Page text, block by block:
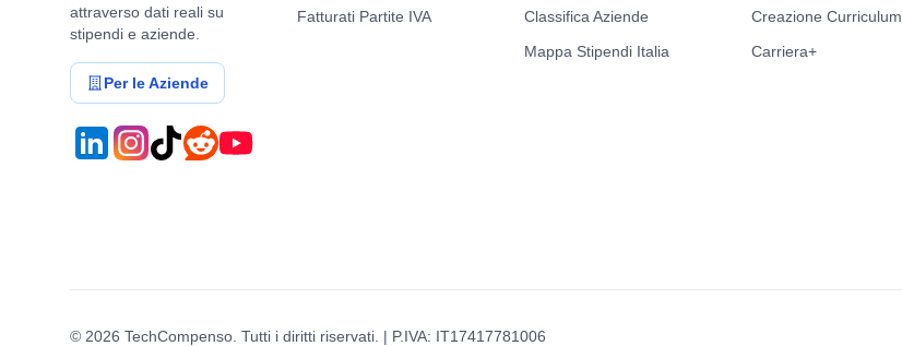
attraverso dati reali su
stipendi e aziende.
Per le Aziende
Fatturati Partite IVA
Classifica Aziende
Mappa Stipendi Italia
Creazione Curriculum
Carriera+
© 2026 TechCompenso. Tutti i diritti riservati. | P.IVA: IT17417781006